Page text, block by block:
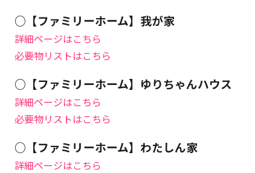
○【ファミリーホーム】我が家
詳細ページはこちら
必要物リストはこちら
○【ファミリーホーム】ゆりちゃんハウス
詳細ページはこちら
必要物リストはこちら
○【ファミリーホーム】わたしん家
詳細ページはこちら